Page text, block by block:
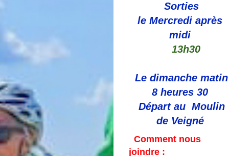
Sorties
le Mercredi après
midi
13h30
Le dimanche matin
8 heures 30
Départ au Moulin
de Veigné
Comment nous
joindre :